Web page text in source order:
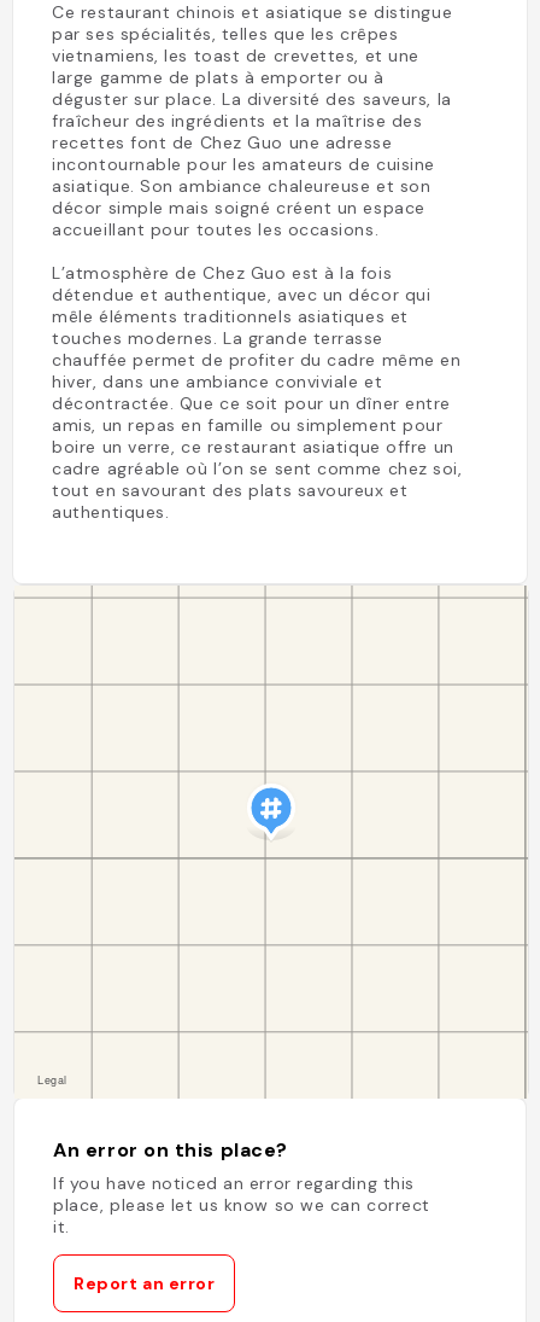
Ce restaurant chinois et asiatique se distingue
par ses spécialités, telles que les crêpes
vietnamiens, les toast de crevettes, et une
large gamme de plats à emporter ou à
déguster sur place. La diversité des saveurs, la
fraîcheur des ingrédients et la maîtrise des
recettes font de Chez Guo une adresse
incontournable pour les amateurs de cuisine
asiatique. Son ambiance chaleureuse et son
décor simple mais soigné créent un espace
accueillant pour toutes les occasions.
L’atmosphère de Chez Guo est à la fois
détendue et authentique, avec un décor qui
mêle éléments traditionnels asiatiques et
touches modernes. La grande terrasse
chauffée permet de profiter du cadre même en
hiver, dans une ambiance conviviale et
décontractée. Que ce soit pour un dîner entre
amis, un repas en famille ou simplement pour
boire un verre, ce restaurant asiatique offre un
cadre agréable où l’on se sent comme chez soi,
tout en savourant des plats savoureux et
authentiques.
An error on this place?
If you have noticed an error regarding this
place, please let us know so we can correct
it.
Report an error